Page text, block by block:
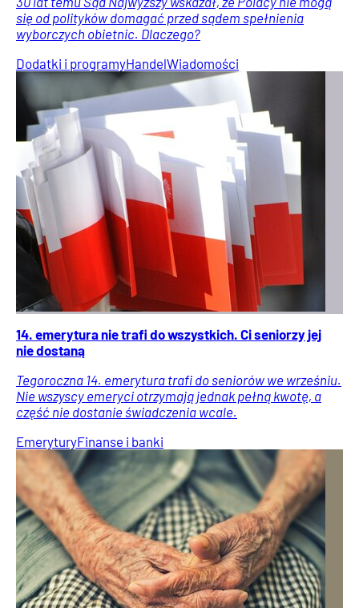
się od polityków domagać przed sądem spełnienia
wyborczych obietnic. Dlaczego?
Dodatki i programyHandelWiadomości
14. emerytura nie trafi do wszystkich. Ci seniorzy jej
nie dostaną
Tegoroczna 14. emerytura trafi do seniorów we wrześniu.
Nie wszyscy emeryci otrzymają jednak pełną kwotę, a
część nie dostanie świadczenia wcale.
EmeryturyFinanse i banki